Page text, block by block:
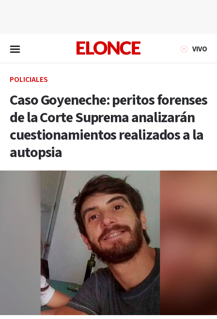
VIVO
POLICIALES
Caso Goyeneche: peritos forenses
de la Corte Suprema analizarán
cuestionamientos realizados a la
autopsia